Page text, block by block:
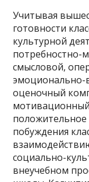
Учитывая
готовности
культурной
потребностно-
смысловой,
эмоционально-
оценочный
побуждения
социально-
внеучебном